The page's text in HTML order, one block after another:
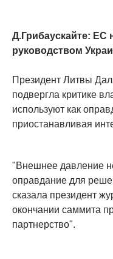
Д.Грибаускайте: ЕС
руководством
Президент Литвы
подвергла критике
используют как
приостанавливая
"Внешнее давление
оправдание для
сказала президент
окончании саммита
партнерство".